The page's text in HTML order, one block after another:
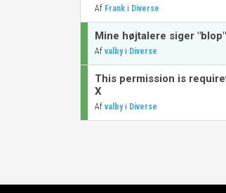
Af Frank i Diverse
Mine højtalere siger
Af valbyi Diverse
This permission is
X
Af valbyi Diverse